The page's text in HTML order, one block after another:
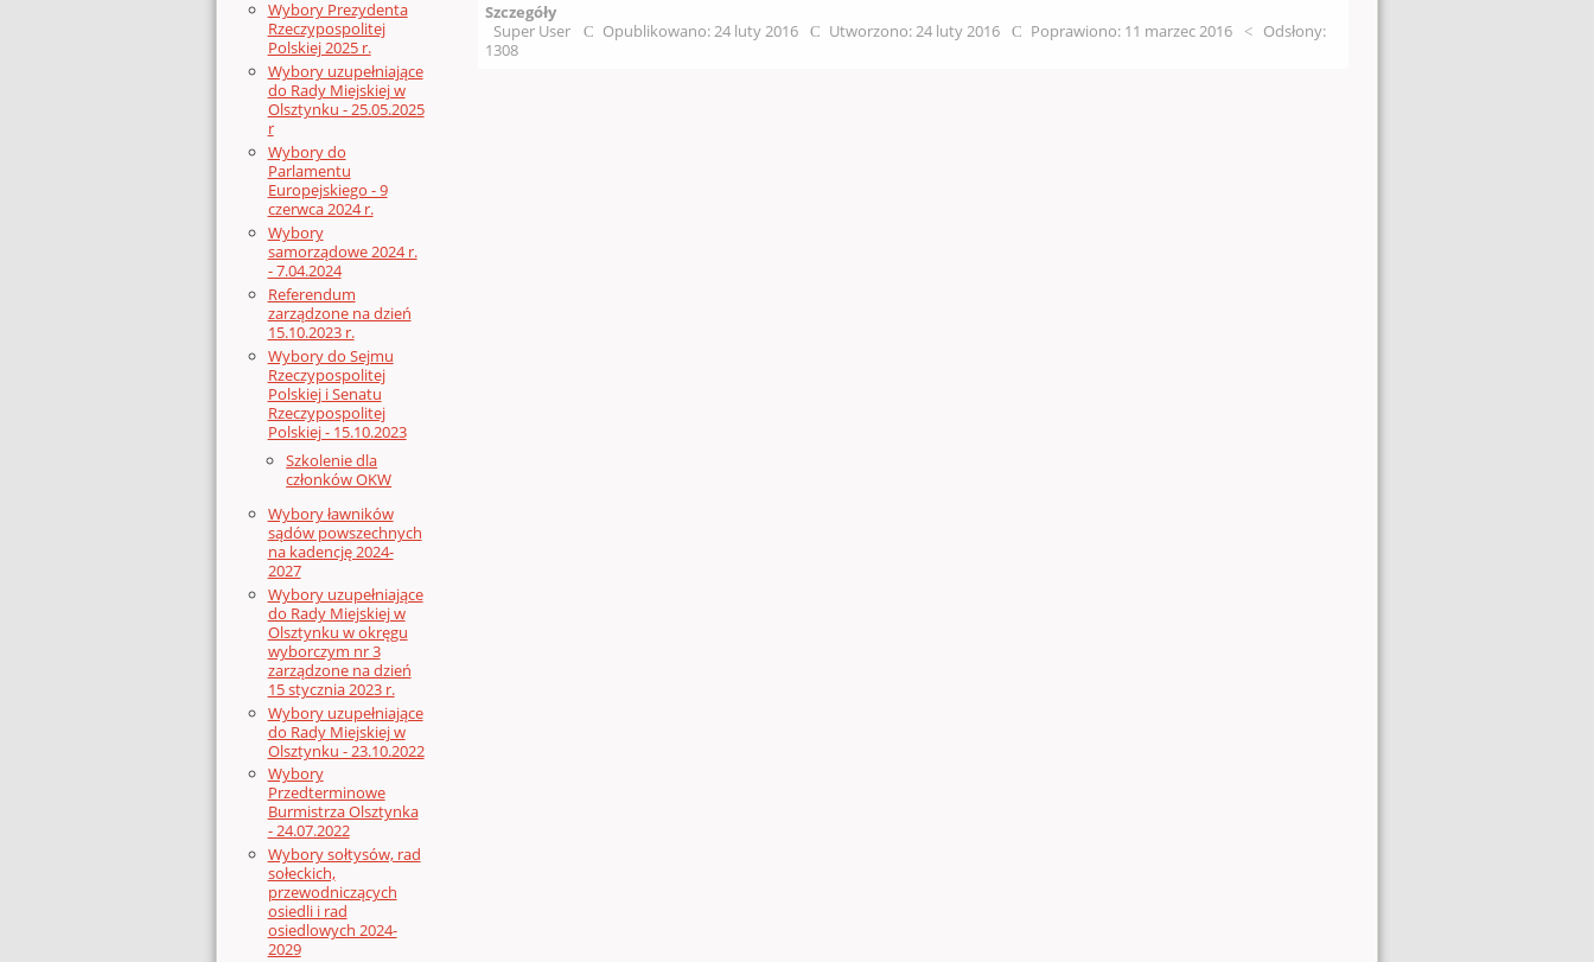
Wybory Prezydenta
Rzeczypospolitej
Polskiej 2025 r.
Wybory uzupełniające
do Rady Miejskiej w
Olsztynku - 25.05.2025
r
Wybory do
Parlamentu
Europejskiego - 9
czerwca 2024 r.
Wybory
samorządowe 2024 r.
- 7.04.2024
Referendum
zarządzone na dzień
15.10.2023 r.
Wybory do Sejmu
Rzeczypospolitej
Polskiej i Senatu
Rzeczypospolitej
Polskiej - 15.10.2023
Szkolenie dla
członków OKW
Wybory ławników
sądów powszechnych
na kadencję 2024-
2027
Wybory uzupełniające
do Rady Miejskiej w
Olsztynku w okręgu
wyborczym nr 3
zarządzone na dzień
15 stycznia 2023 r.
Wybory uzupełniające
do Rady Miejskiej w
Olsztynku - 23.10.2022
Wybory
Przedterminowe
Burmistrza Olsztynka
- 24.07.2022
Wybory sołtysów, rad
sołeckich,
przewodniczących
osiedli i rad
osiedlowych 2024-
2029
Szczegóły
Super User
Opublikowano: 24 luty 2016 Utworzono: 24 luty 2016 Poprawiono: 11 marzec 2016
Odsłony:
1308